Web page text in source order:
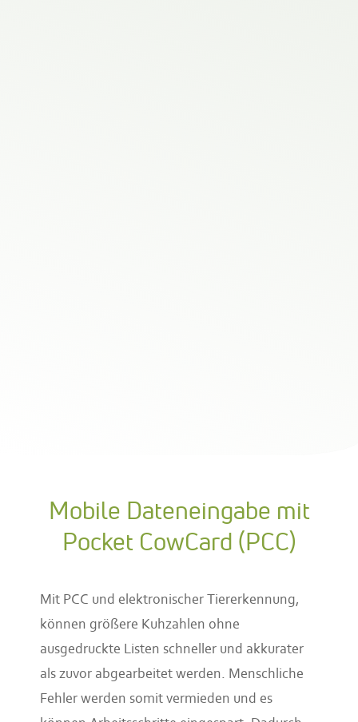
Mobile Dateneingabe mit
Pocket CowCard (PCC)
Mit PCC und elektronischer Tiererkennung,
können größere Kuhzahlen ohne
ausgedruckte Listen schneller und akkurater
als zuvor abgearbeitet werden. Menschliche
Fehler werden somit vermieden und es